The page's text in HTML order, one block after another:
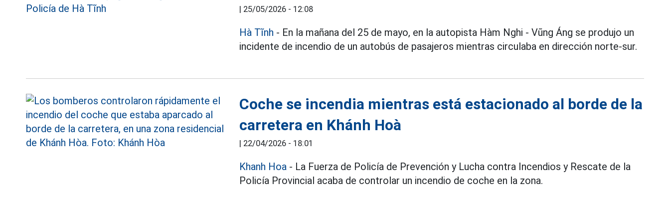
| 25/05/2026 - 12:08
Hà Tĩnh - En la mañana del 25 de mayo, en la autopista Hàm Nghi - Vũng Áng se produjo un
incidente de incendio de un autobús de pasajeros mientras circulaba en dirección norte-sur.
Coche se incendia mientras está estacionado al borde de la
carretera en Khánh Hoà
| 22/04/2026 - 18:01
Khanh Hoa - La Fuerza de Policía de Prevención y Lucha contra Incendios y Rescate de la
Policía Provincial acaba de controlar un incendio de coche en la zona.